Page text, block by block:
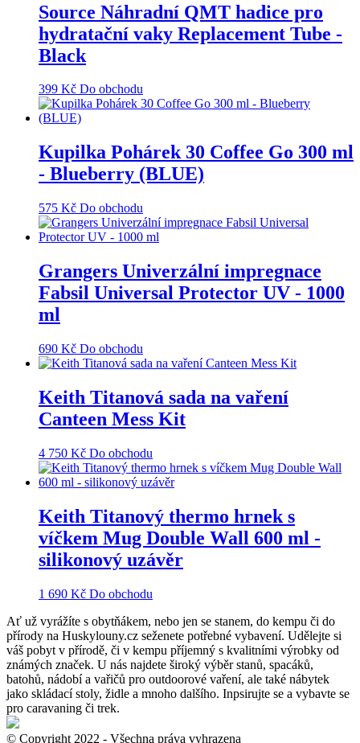
Source Náhradní QMT hadice pro
hydratační vaky Replacement Tube -
Black
399 Kč Do obchodu
Kupilka Pohárek 30 Coffee Go 300 ml
- Blueberry (BLUE)
575 Kč Do obchodu
Grangers Univerzální impregnace
Fabsil Universal Protector UV - 1000
ml
690 Kč Do obchodu
Keith Titanová sada na vaření
Canteen Mess Kit
4 750 Kč Do obchodu
Keith Titanový thermo hrnek s
víčkem Mug Double Wall 600 ml -
silikonový uzávěr
1 690 Kč Do obchodu
Ať už vyrážíte s obytňákem, nebo jen se stanem, do kempu či do
přírody na Huskylouny.cz seženete potřebné vybavení. Udělejte si
váš pobyt v přírodě, či v kempu příjemný s kvalitními výrobky od
známých značek. U nás najdete široký výběr stanů, spacáků,
batohů, nádobí a vařičů pro outdoorové vaření, ale také nábytek
jako skládací stoly, židle a mnoho dalšího. Inpsirujte se a vybavte se
pro caravaning či trek.
© Copyright 2022 - Všechna práva vyhrazena